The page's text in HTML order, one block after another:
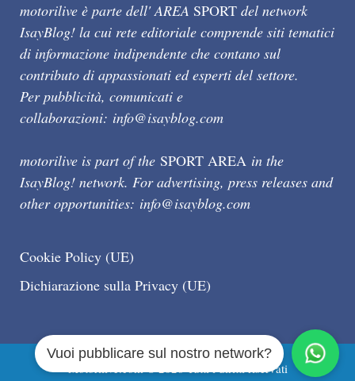
motorilive è parte dell' AREA SPORT del network
IsayBlog! la cui rete editoriale comprende siti tematici
di informazione indipendente che contano sul
contributo di appassionati ed esperti del settore.
Per pubblicità, comunicati e
collaborazioni: info@isayblog.com
motorilive is part of the SPORT AREA in the
IsayBlog! network. For advertising, press releases and
other opportunities: info@isayblog.com
Cookie Policy (UE)
Dichiarazione sulla Privacy (UE)
Motorilive.com © 2026 Tutti i diritti riservati
Vuoi pubblicare sul nostro network?